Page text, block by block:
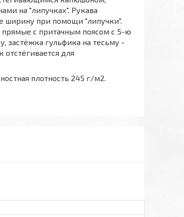
на "липучках". Рукава
ширину при помощи "липучки".
с притачным поясом с 5-ю
застёжка гульфика на тесьму -
для
плотность 245 г/м2.